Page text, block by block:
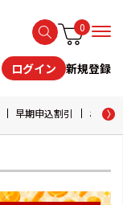
0
ログイン 新規登録
早期申込割引 おため